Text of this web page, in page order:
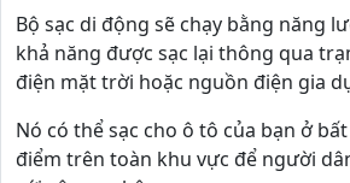
Bộ sạc di động sẽ chạy bằng năng
khả năng được sạc lại thông qua
điện mặt trời hoặc nguồn điện gia
Nó có thể sạc cho ô tô của bạn ở
điểm trên toàn khu vực để người